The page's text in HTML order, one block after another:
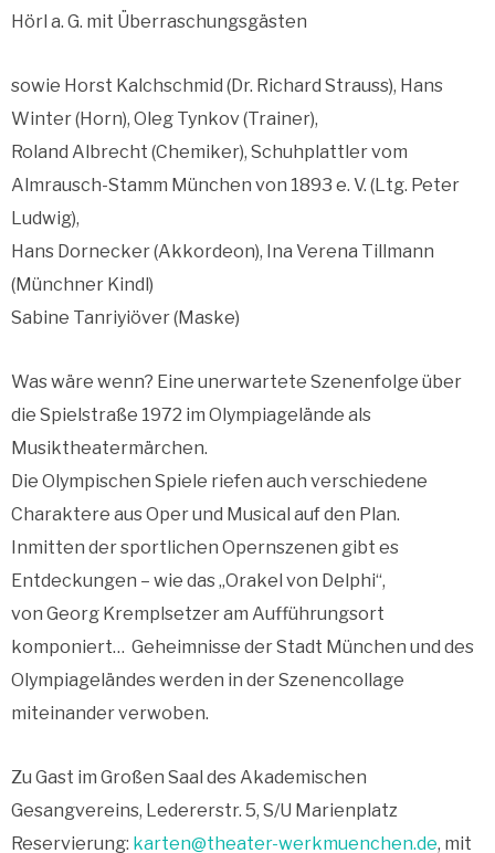
Hörl a. G. mit Überraschungsgästen
sowie Horst Kalchschmid (Dr. Richard Strauss), Hans
Winter (Horn), Oleg Tynkov (Trainer),
Roland Albrecht (Chemiker), Schuhplattler vom
Almrausch-Stamm München von 1893 e. V. (Ltg. Peter
Ludwig),
Hans Dornecker (Akkordeon), Ina Verena Tillmann
(Münchner Kindl)
Sabine Tanriyiöver (Maske)
Was wäre wenn? Eine unerwartete Szenenfolge über
die Spielstraße 1972 im Olympiagelände als
Musiktheatermärchen.
Die Olympischen Spiele riefen auch verschiedene
Charaktere aus Oper und Musical auf den Plan.
Inmitten der sportlichen Opernszenen gibt es
Entdeckungen – wie das „Orakel von Delphi“,
von Georg Kremplsetzer am Aufführungsort
komponiert… Geheimnisse der Stadt München und des
Olympiageländes werden in der Szenencollage
miteinander verwoben.
Zu Gast im Großen Saal des Akademischen
Gesangvereins, Ledererstr. 5, S/U Marienplatz
Reservierung: karten@theater-werkmuenchen.de, mit